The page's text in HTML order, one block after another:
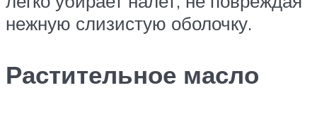
нежную слизистую оболочку.
Растительное масло